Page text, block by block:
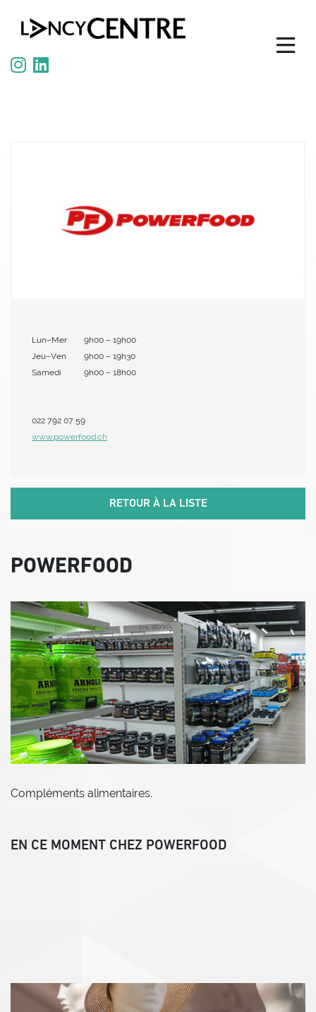
RETOUR À LA LISTE
Lun–Mer
9h00 – 19h00
Jeu–Ven
9h00 – 19h30
Samedi
9h00 – 18h00
022 792 07 59
www.powerfood.ch
POWERFOOD
Compléments alimentaires.
EN CE MOMENT CHEZ POWERFOOD